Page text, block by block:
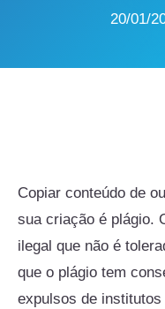
20/01/
Copiar conteúdo de
sua criação é plágio.
ilegal que não é
que o plágio tem
expulsos de